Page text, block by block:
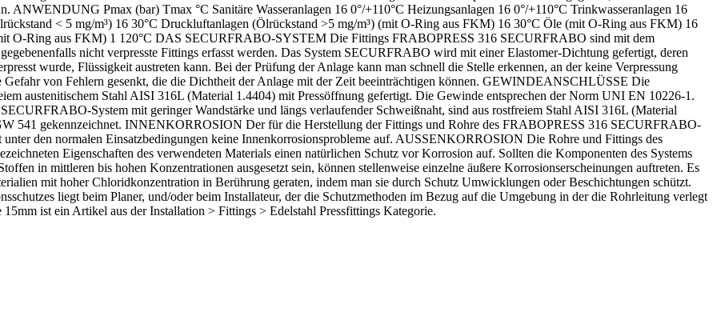
Pmax (bar) Tmax °C Sanitäre Wasseranlagen 16 0°/+110°C Heizungsanlagen 16 0°/+110°C Trinkwasseranlagen 16
< 5 mg/m³) 16 30°C Druckluftanlagen (Ölrückstand >5 mg/m³) (mit O-Ring aus FKM) 16 30°C Öle (mit O-Ring aus FKM) 16
O-Ring aus FKM) 1 120°C DAS SECURFRABO-SYSTEM Die Fittings FRABOPRESS 316 SECURFRABO sind mit dem
nicht verpresste Fittings erfasst werden. Das System SECURFRABO wird mit einer Elastomer-Dichtung gefertigt, deren
wurde, Flüssigkeit austreten kann. Bei der Prüfung der Anlage kann man schnell die Stelle erkennen, an der keine Verpressung
von Fehlern gesenkt, die die Dichtheit der Anlage mit der Zeit beeinträchtigen können. GEWINDEANSCHLÜSSE Die
austenitischem Stahl AISI 316L (Material 1.4404) mit Pressöffnung gefertigt. Die Gewinde entsprechen der Norm UNI EN 10226-1.
System mit geringer Wandstärke und längs verlaufender Schweißnaht, sind aus rostfreiem Stahl AISI 316L (Material
541 gekennzeichnet. INNENKORROSION Der für die Herstellung der Fittings und Rohre des FRABOPRESS 316 SECURFRABO-
den normalen Einsatzbedingungen keine Innenkorrosionsprobleme auf. AUSSENKORROSION Die Rohre und Fittings des
Eigenschaften des verwendeten Materials einen natürlichen Schutz vor Korrosion auf. Sollten die Komponenten des Systems
in mittleren bis hohen Konzentrationen ausgesetzt sein, können stellenweise einzelne äußere Korrosionserscheinungen auftreten. Es
mit hoher Chloridkonzentration in Berührung geraten, indem man sie durch Schutz Umwicklungen oder Beschichtungen schützt.
liegt beim Planer, und/oder beim Installateur, der die Schutzmethoden im Bezug auf die Umgebung in der die Rohrleitung verlegt
ist ein Artikel aus der Installation > Fittings > Edelstahl Pressfittings Kategorie.